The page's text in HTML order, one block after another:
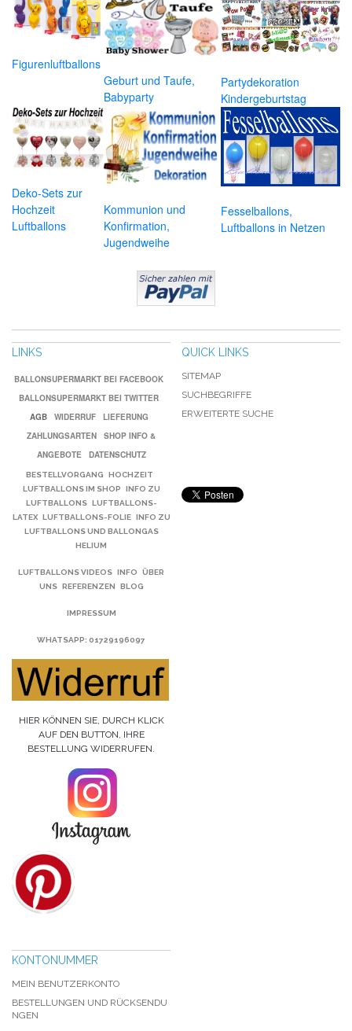
Figurenluftballons
Geburt und Taufe,
Babyparty
Partydekoration
Kindergeburtstag
Deko-Sets zur
Hochzeit
Luftballons
Kommunion und
Konfirmation,
Jugendweihe
Fesselballons,
Luftballons in Netzen
LINKS
BALLONSUPERMARKT BEI FACEBOOK
BALLONSUPERMARKT BEI TWITTER
AGB
WIDERRUF
LIEFERUNG
ZAHLUNGSARTEN
SHOP INFO &
ANGEBOTE
DATENSCHUTZ
BESTELLVORGANG
HOCHZEIT
LUFTBALLONS IM SHOP
INFO ZU
LUFTBALLONS LUFTBALLONS-
LATEX LUFTBALLONS-FOLIE INFO ZU
LUFTBALLONS UND BALLONGAS
HELIUM
LUFTBALLONS VIDEOS INFO
ÜBER
UNS REFERENZEN BLOG
IMPRESSUM
WHATSAPP: 01729196097
HIER KÖNNEN SIE, DURCH KLICK
AUF DEN BUTTON, IHRE
BESTELLUNG WIDERRUFEN.
QUICK LINKS
SITEMAP
SUCHBEGRIFFE
ERWEITERTE SUCHE
KONTONUMMER
MEIN BENUTZERKONTO
BESTELLUNGEN UND RÜCKSENDU
NGEN